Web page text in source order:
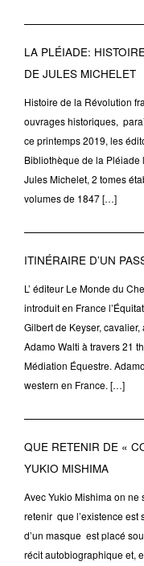
LA PLÉIADE:
DE JULES MICHELET
Histoire de la Révolution
ouvrages historiques,
ce printemps 2019, les
Bibliothèque de la Pléiade
Jules Michelet, 2 tomes
volumes de 1847 […]
ITINÉRAIRE D’UN
L’ éditeur Le Monde du
introduit en France
Gilbert de Keyser,
Adamo Walti à travers 21
Médiation Équestre.
western en France. […]
QUE RETENIR DE «
YUKIO MISHIMA
Avec Yukio Mishima on ne
retenir que l’existence est
d’un masque est placé
récit autobiographique et,